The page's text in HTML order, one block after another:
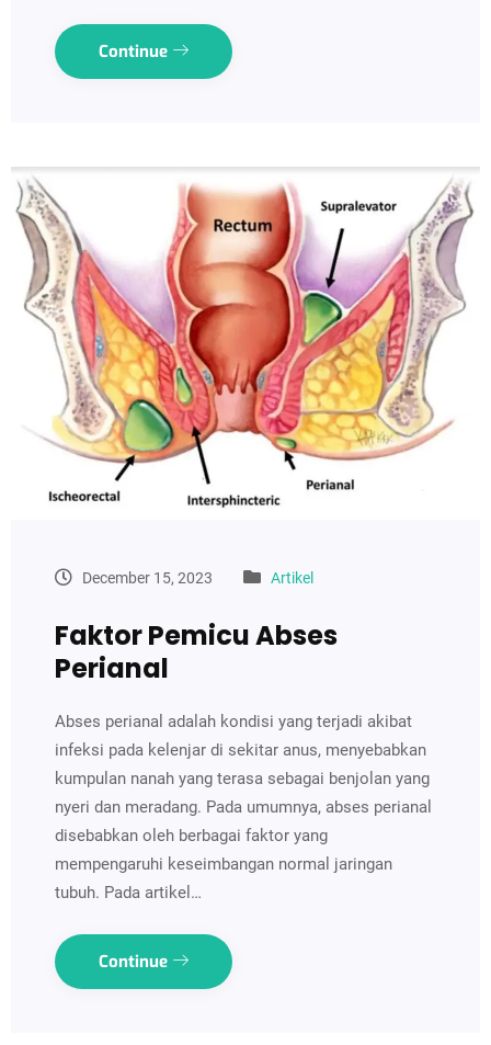
Continue
December 15, 2023 Artikel
Faktor Pemicu Abses
Perianal
Abses perianal adalah kondisi yang terjadi akibat
infeksi pada kelenjar di sekitar anus, menyebabkan
kumpulan nanah yang terasa sebagai benjolan yang
nyeri dan meradang. Pada umumnya, abses perianal
disebabkan oleh berbagai faktor yang
mempengaruhi keseimbangan normal jaringan
tubuh. Pada artikel…
Continue